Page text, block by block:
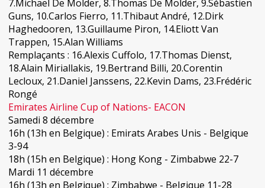
7.Michael De Molder, 8.Thomas De Molder, 9.Sébastien
Guns, 10.Carlos Fierro, 11.Thibaut André, 12.Dirk
Haghedooren, 13.Guillaume Piron, 14.Eliott Van
Trappen, 15.Alan Williams
Remplaçants : 16.Alexis Cuffolo, 17.Thomas Dienst,
18.Alain Miriallakis, 19.Bertrand Billi, 20.Corentin
Lecloux, 21.Daniel Janssens, 22.Kevin Dams, 23.Frédéric
Rongé
Emirates Airline Cup of Nations- EACON
Samedi 8 décembre
16h (13h en Belgique) : Emirats Arabes Unis - Belgique
3-94
18h (15h en Belgique) : Hong Kong - Zimbabwe 22-7
Mardi 11 décembre
16h (13h en Belgique) : Zimbabwe - Belgique 11-28